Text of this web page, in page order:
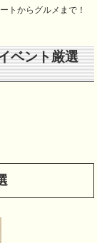
トからグルメまで！
ベント厳選